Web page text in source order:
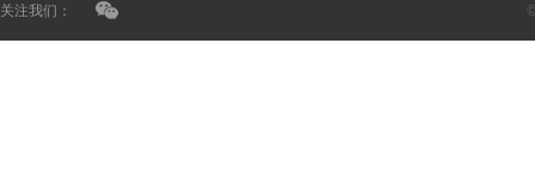
关注我们：